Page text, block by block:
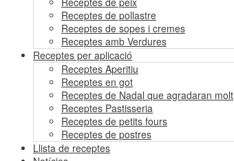
Receptes de pollastre
Receptes de sopes i cremes
Receptes amb Verdures
Receptes per aplicació
Receptes Aperitiu
Receptes en got
Receptes de Nadal que agradaran molt
Receptes Pastisseria
Receptes de petits fours
Receptes de postres
Llista de receptes